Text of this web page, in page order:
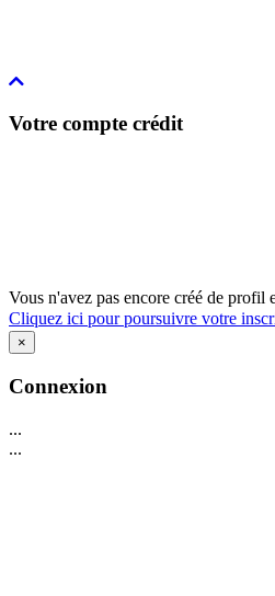
Votre compte crédit
Vous n'avez pas encore créé de profil
Cliquez ici pour poursuivre votre
×
Connexion
...
...